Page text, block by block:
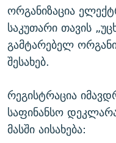
ორგანიზაცია
საკუთარი თავის
გამტარებელ
შესახებ.
რეგისტრაცია
საფინანსო
მასში აისახება: